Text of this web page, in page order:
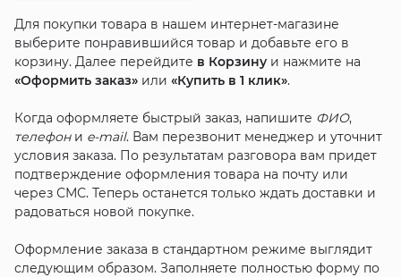
Для покупки товара в нашем интернет-магазине
выберите понравившийся товар и добавьте его в
корзину. Далее перейдите в Корзинуи нажмите на
«Оформить заказ»или «Купить в 1 клик».
Когда оформляете быстрый заказ, напишите ФИО,
телефони e-mail. Вам перезвонит менеджер и уточнит
условия заказа. По результатам разговора вам придет
подтверждение оформления товара на почту или
через СМС. Теперь останется только ждать доставки и
радоваться новой покупке.
Оформление заказа в стандартном режиме выглядит
следующим образом. Заполняете полностью форму по